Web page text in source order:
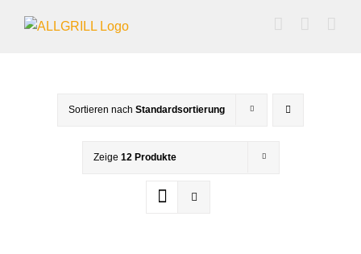
Inhalt
Sortieren nach Standardsortierung
Zeige 12 Produkte